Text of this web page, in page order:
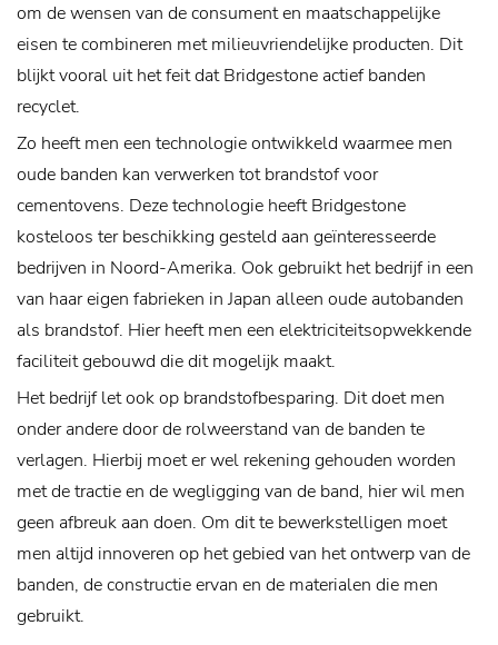
om de wensen van de consument en maatschappelijke
eisen te combineren met milieuvriendelijke producten. Dit
blijkt vooral uit het feit dat Bridgestone actief banden
recyclet.
Zo heeft men een technologie ontwikkeld waarmee men
oude banden kan verwerken tot brandstof voor
cementovens. Deze technologie heeft Bridgestone
kosteloos ter beschikking gesteld aan geïnteresseerde
bedrijven in Noord-Amerika. Ook gebruikt het bedrijf in een
van haar eigen fabrieken in Japan alleen oude autobanden
als brandstof. Hier heeft men een elektriciteitsopwekkende
faciliteit gebouwd die dit mogelijk maakt.
Het bedrijf let ook op brandstofbesparing. Dit doet men
onder andere door de rolweerstand van de banden te
verlagen. Hierbij moet er wel rekening gehouden worden
met de tractie en de wegligging van de band, hier wil men
geen afbreuk aan doen. Om dit te bewerkstelligen moet
men altijd innoveren op het gebied van het ontwerp van de
banden, de constructie ervan en de materialen die men
gebruikt.